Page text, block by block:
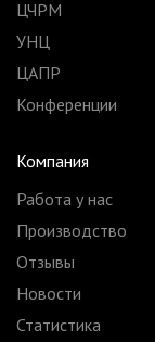
ЦЧРМ
УНЦ
ЦАПР
Конференции
Компания
Работа у нас
Производство
Отзывы
Новости
Статистика